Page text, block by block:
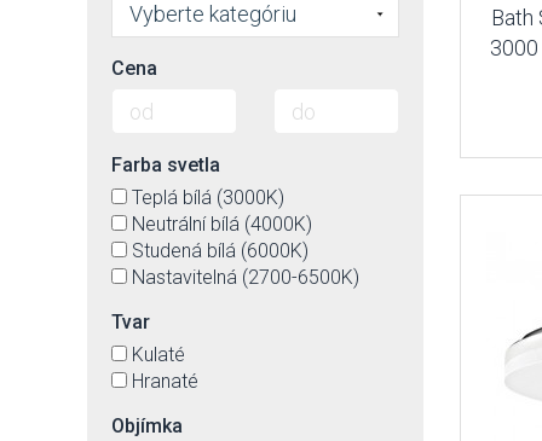
Bath
3000
Vyberte kategóriu
Cena
Farba svetla
Teplá bílá (3000K)
Neutrální bílá (4000K)
Studená bílá (6000K)
Nastavitelná (2700-6500K)
Tvar
Kulaté
Hranaté
Objímka